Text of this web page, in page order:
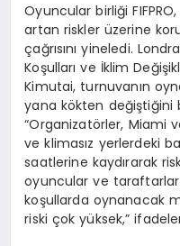
Oyuncular birliği
artan riskler üzerine
çağrısını yineledi.
Koşulları ve İklim
Kimutai, turnuvanın
yana kökten değiştiğini
“Organizatörler, Miami
ve klimasız yerlerdeki
saatlerine kaydırarak
oyuncular ve
koşullarda oynanacak
riski çok yüksek,”